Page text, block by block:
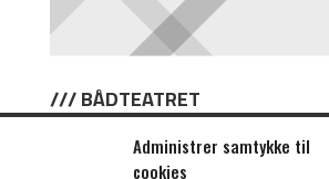
Administrer samtykke til
cookies
/// BÅDTEATRET